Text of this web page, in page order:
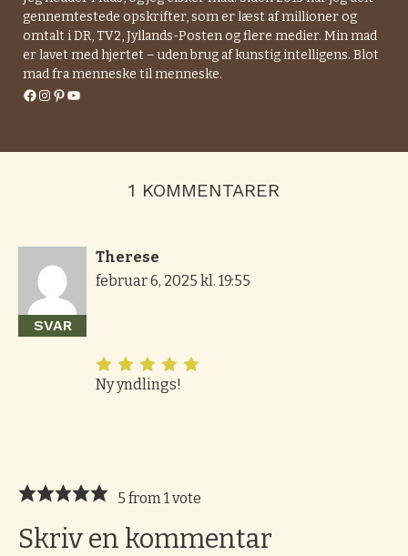
gennemtestede opskrifter, som er læst af millioner og
omtalt i DR, TV2, Jyllands-Posten og flere medier. Min mad
er lavet med hjertet – uden brug af kunstig intelligens. Blot
mad fra menneske til menneske.
Facebook
Instagram
Pinterest
YouTube
1 KOMMENTARER
SVAR
Therese
februar 6, 2025 kl. 19:55
Ny yndlings!
5 from 1 vote
Skriv en kommentar